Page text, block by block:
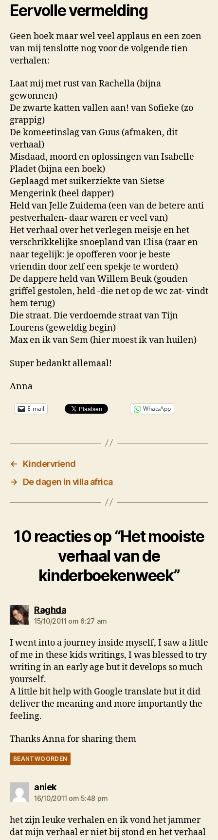
Eervolle vermelding
Geen boek maar wel veel applaus en een zoen
van mij tenslotte nog voor de volgende tien
verhalen:
Laat mij met rust van Rachella (bijna
gewonnen)
De zwarte katten vallen aan! van Sofieke (zo
grappig)
De komeetinslag van Guus (afmaken, dit
verhaal)
Misdaad, moord en oplossingen van Isabelle
Pladet (bijna een boek)
Geplaagd met suikerziekte van Sietse
Mengerink (heel dapper)
Held van Jelle Zuidema (een van de betere anti
pestverhalen- daar waren er veel van)
Het verhaal over het verlegen meisje en het
verschrikkelijke snoepland van Elisa (raar en
naar tegelijk: je opofferen voor je beste
vriendin door zelf een spekje te worden)
De dappere held van Willem Beuk (gouden
griffel gestolen, held -die net op de wc zat- vindt
hem terug)
Die straat. Die verdoemde straat van Tijn
Lourens (geweldig begin)
Max en ik van Sem (hier moest ik van huilen)
Super bedankt allemaal!
Anna
E-mail WhatsApp
←
Kindervriend
→
De dagen in villa africa
10 reacties op “Het mooiste
verhaal van de
kinderboekenweek”
Raghdazegt:
15/10/2011 om 6:27 am
I went into a journey inside myself, I saw a little
of me in these kids writings, I was blessed to try
writing in an early age but it develops so much
yourself.
A little bit help with Google translate but it did
deliver the meaning and more importantly the
feeling.
Thanks Anna for sharing them
BEANTWOORDEN
aniekzegt:
16/10/2011 om 5:48 pm
het zijn leuke verhalen en ik vond het jammer
dat mijn verhaal er niet bij stond en het verhaal